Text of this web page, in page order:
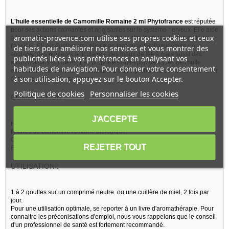
L'huile essentielle de Camomille Romaine 2 ml Phytofrance est réputée
pour ses actions calmantes et apaisantes sur le système nerveux. Elle aide
à la relaxation, l'endormissement et lutte contre le stress, la nervosité ou
l'anxiété. Ell est également utilisée en tant qu'anti-inflammatoire pour
soulager des douleurs articulaires, des maux de têtes mais aussi des
inflammations cutanées. Les propriétes anti-spamosdiques de l'huile
essentielle de Camomille Romaine 2 ml Phytofrancepermettent de lutter
contre tous types de spasmes.
COMPOSITION :
Huile essentielle obtenue par distillation à la vapeur d'eau des sommités
fleuries de camomille romaine biologique.
Origine : France
Présence d'allergènes : Limonène
UTILISATION :
1 à 2 gouttes sur un comprimé neutre ou une cuillère de miel, 2 fois par
jour.
Pour une utilisation optimale, se reporter à un livre d'aromathérapie. Pour
connaitre les préconisations d'emploi, nous vous rappelons que le conseil
d'un professionnel de santé est fortement recommandé.
aromatic-provence.com utilise ses propres cookies et ceux
de tiers pour améliorer nos services et vous montrer des
publicités liées à vos préférences en analysant vos
habitudes de navigation. Pour donner votre consentement
à son utilisation, appuyez sur le bouton Accepter.
Politique de cookies Personnaliser les cookies
REJETER TOUT
J'ACCEPTE